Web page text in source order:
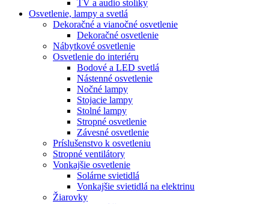
TV a audio stolíky
Osvetlenie, lampy a svetlá
Dekoračné a vianočné osvetlenie
Dekoračné osvetlenie
Nábytkové osvetlenie
Osvetlenie do interiéru
Bodové a LED svetlá
Nástenné osvetlenie
Nočné lampy
Stojacie lampy
Stolné lampy
Stropné osvetlenie
Závesné osvetlenie
Príslušenstvo k osvetleniu
Stropné ventilátory
Vonkajšie osvetlenie
Solárne svietidlá
Vonkajšie svietidlá na elektrinu
Žiarovky